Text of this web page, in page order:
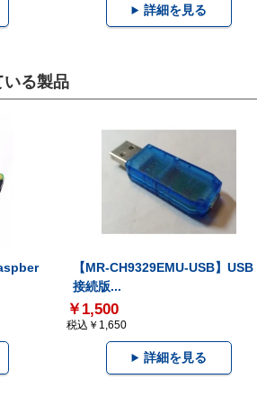
詳細を見る
いる製品
【MR-CH9329EMU-USB】USB
接続版...
￥1,500
税込￥1,650
詳細を見る